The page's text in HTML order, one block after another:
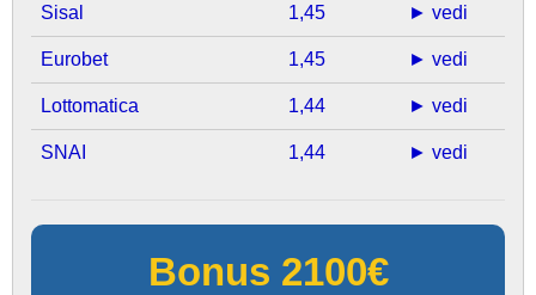
Sisal 1,45 ► vedi
Eurobet 1,45 ► vedi
Lottomatica 1,44 ► vedi
SNAI 1,44 ► vedi
Bonus 2100€